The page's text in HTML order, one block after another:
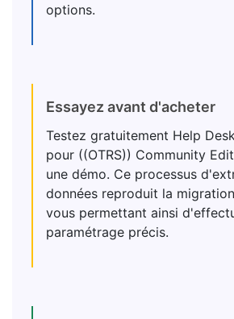
options.
Essayez avant d'acheter
Testez gratuitement Help
pour ((OTRS)) Community
une démo. Ce processus
données reproduit la
vous permettant ainsi
paramétrage précis.